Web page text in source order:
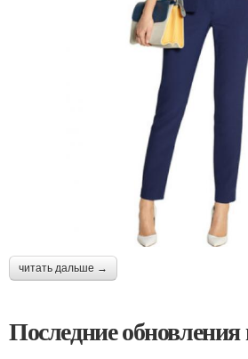
читать дальше →
Последние обновления